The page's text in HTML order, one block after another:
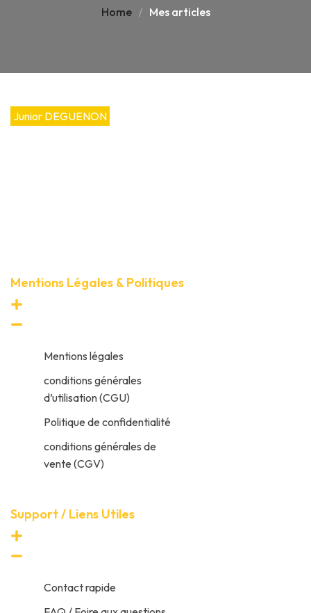
Home Mes articles
Junior DEGUENON
Mentions Légales & Politiques
Mentions légales
conditions générales
d’utilisation (CGU)
Politique de confidentialité
conditions générales de
vente (CGV)
Support / Liens Utiles
Contact rapide